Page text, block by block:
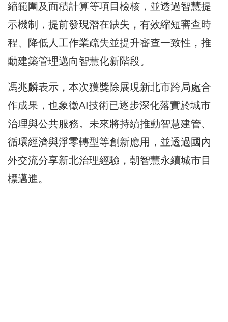
縮範圍及面積計算等項目檢核，並透過智慧提
示機制，提前發現潛在缺失，有效縮短審查時
程、降低人工作業疏失並提升審查一致性，推
動建築管理邁向智慧化新階段。
馮兆麟表示，本次獲獎除展現新北市跨局處合
作成果，也象徵AI技術已逐步深化落實於城市
治理與公共服務。未來將持續推動智慧建管、
循環經濟與淨零轉型等創新應用，並透過國內
外交流分享新北治理經驗，朝智慧永續城市目
標邁進。